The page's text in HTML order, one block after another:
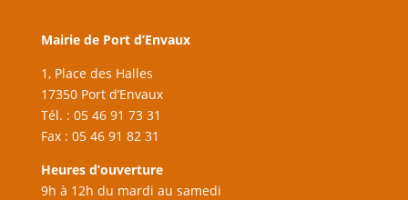
Mairie de Port d’Envaux
1, Place des Halles
17350 Port d’Envaux
Tél. : 05 46 91 73 31
Fax : 05 46 91 82 31
Heures d’ouverture
9h à 12h du mardi au samedi